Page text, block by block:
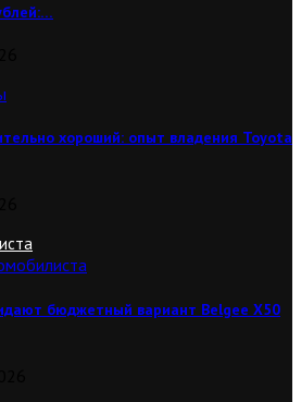
хороший: опыт владения Toyota
бюджетный вариант Belgee X50